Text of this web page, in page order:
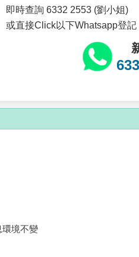
即時查詢 6332 2553 (劉小姐)
或直接Click以下Whatsapp登記
環境不變